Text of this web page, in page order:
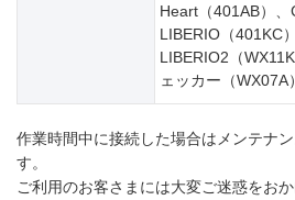
Heart（401AB）、
LIBERIO（401KC
LIBERIO2（
ェッカー（WX07A）
作業時間中に接続した場合はメンテナ
す。
ご利用のお客さまには大変ご迷惑をお